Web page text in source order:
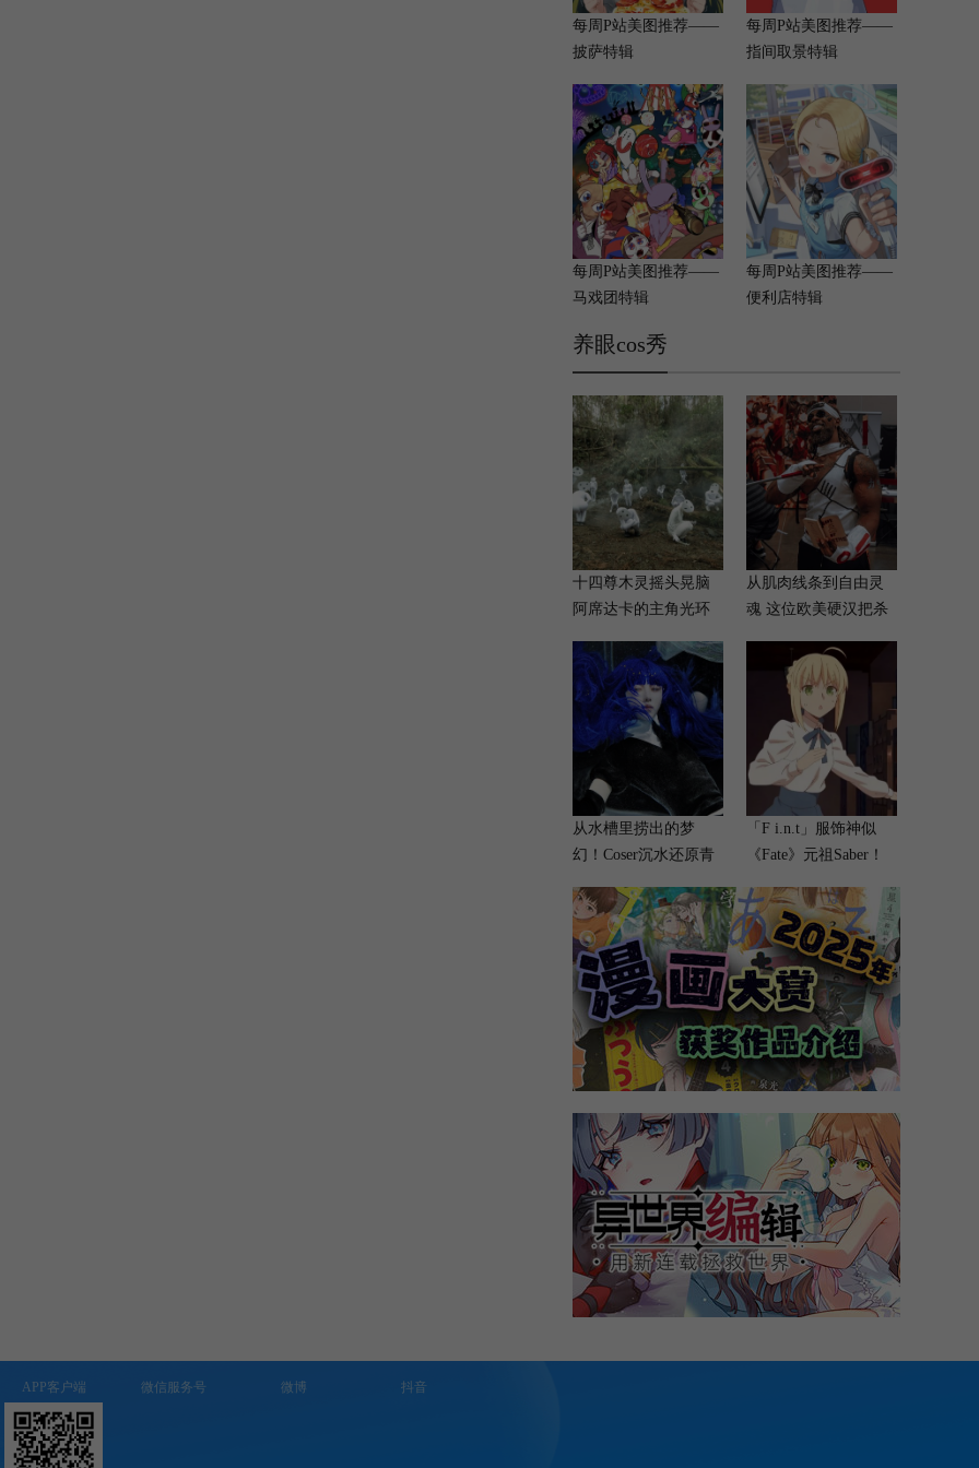
每周P站美图推荐——
披萨特辑
每周P站美图推荐——
指间取景特辑
每周P站美图推荐——
马戏团特辑
每周P站美图推荐——
便利店特辑
养眼cos秀
十四尊木灵摇头晃脑
阿席达卡的主角光环
从肌肉线条到自由灵
魂 这位欧美硬汉把杀
从水槽里捞出的梦
幻！Coser沉水还原青
「F i.n.t」服饰神似
《Fate》元祖Saber！
Cosplay都可
APP客户端 微信服务号 微博 抖音